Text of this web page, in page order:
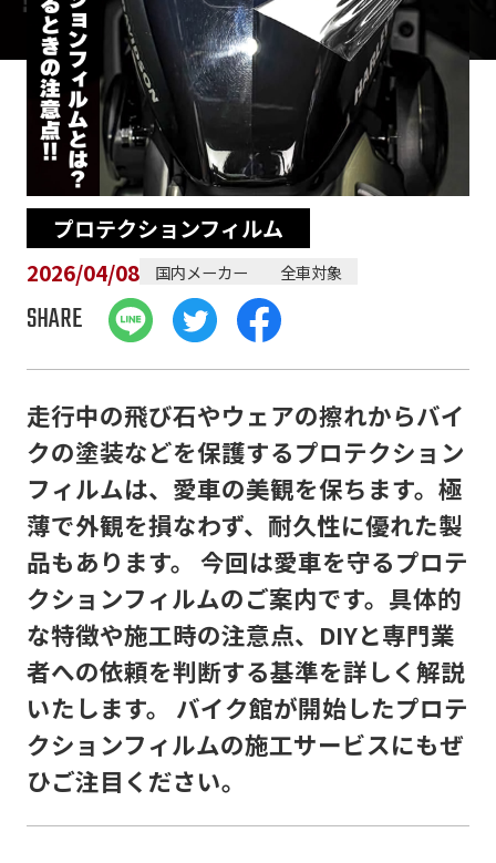
プロテクションフィルム
2026/04/08
国内メーカー 全車対象
SHARE
走行中の飛び石やウェアの擦れからバイ
クの塗装などを保護するプロテクション
フィルムは、愛車の美観を保ちます。極
薄で外観を損なわず、耐久性に優れた製
品もあります。 今回は愛車を守るプロテ
クションフィルムのご案内です。具体的
な特徴や施工時の注意点、DIYと専門業
者への依頼を判断する基準を詳しく解説
いたします。 バイク館が開始したプロテ
クションフィルムの施工サービスにもぜ
ひご注目ください。